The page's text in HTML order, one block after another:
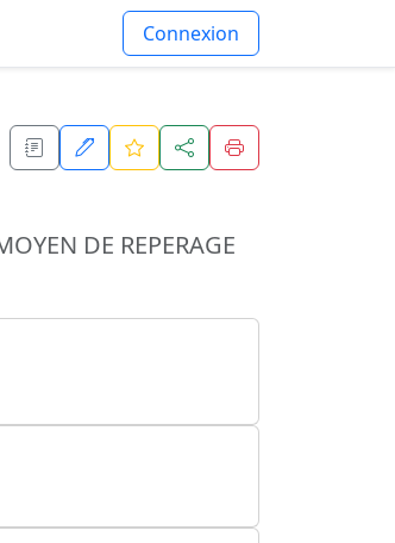
Connexion
DE REPERAGE